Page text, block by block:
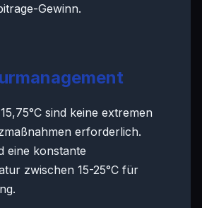
Gewinn.
sind keine extremen
erforderlich.
eine konstante
zwischen 15-25°C für